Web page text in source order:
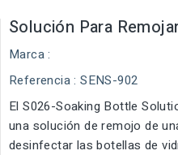
Solución Para
Marca :
Referencia : SENS-902
El S026-Soaking Bottle
una solución de remojo de
desinfectar las botellas de